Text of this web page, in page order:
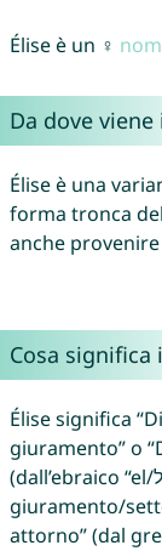
Élise è un ♀
Da dove viene
Élise è una
forma tronca
anche
Cosa significa
Élise significa
giuramento” o
(dall’ebraico “el/אֵל” = Dio + “shéva’/שֶׁבַע” =
giuramento/
attorno” (dal